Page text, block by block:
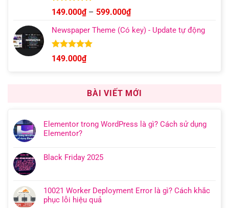
Được xếp
hạng 5.00
5 sao
149.000₫ – 599.000₫Khoảng
từ
Newspaper Theme (Có key) - Update tự động
Được xếp
hạng 4.92
149.000₫
BÀI VIẾT MỚI
Elementor trong WordPress là gì? Cách sử dụng
Elementor?
Black Friday 2025
10021 Worker Deployment Error là gì? Cách khắc
phục lỗi hiệu quả